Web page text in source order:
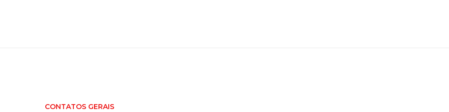
CONTATOS GERAIS